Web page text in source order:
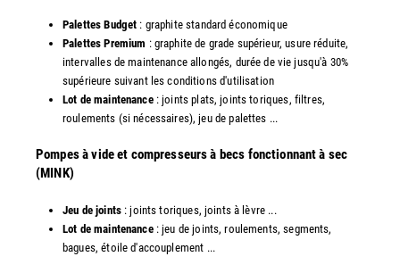
Palettes Budget : graphite standard économique
Palettes Premium : graphite de grade supérieur, usure réduite,
intervalles de maintenance allongés, durée de vie jusqu'à 30%
supérieure suivant les conditions d'utilisation
Lot de maintenance: joints plats, joints toriques, filtres,
roulements (si nécessaires), jeu de palettes ...
Pompes à vide et compresseurs à becs fonctionnant à sec
(MINK)
Jeu de joints: joints toriques, joints à lèvre ...
Lot de maintenance: jeu de joints, roulements, segments,
bagues, étoile d'accouplement ...